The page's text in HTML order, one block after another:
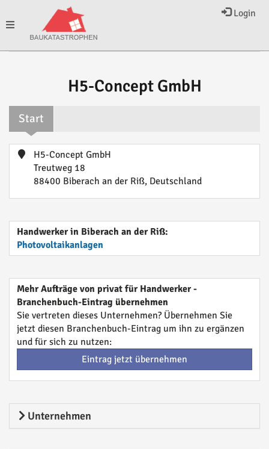
Login
Toggle
H5-Concept GmbH
Start
H5-Concept GmbH
Treutweg 18
88400 Biberach an der Riß, Deutschland
Handwerker in Biberach an der Riß:
Photovoltaikanlagen
Mehr Aufträge von privat für Handwerker -
Branchenbuch-Eintrag übernehmen
Sie vertreten dieses Unternehmen? Übernehmen Sie
jetzt diesen Branchenbuch-Eintrag um ihn zu ergänzen
und für sich zu nutzen:
Eintrag jetzt übernehmen
Unternehmen